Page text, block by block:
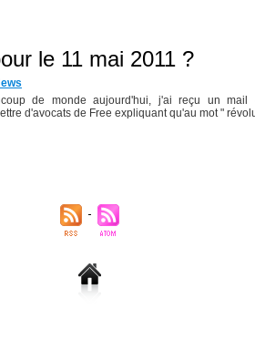
le 11 mai 2011 ?
de monde aujourd'hui, j'ai reçu un mail
d'avocats de Free expliquant qu'au mot "